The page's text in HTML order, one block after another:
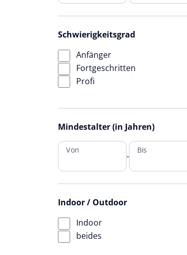
Schwierigkeitsgrad
Anfänger
Fortgeschritten
Profi
Mindestalter (in Jahren)
Von
-
Bis
Indoor / Outdoor
Indoor
beides